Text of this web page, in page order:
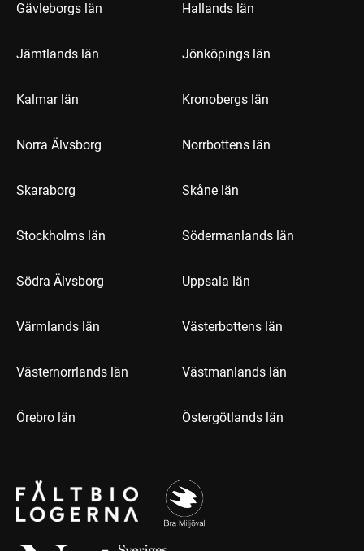
Gävleborgs län Hallands län
Jämtlands län Jönköpings län
Kalmar län Kronobergs län
Norra Älvsborg Norrbottens län
Skaraborg Skåne län
Stockholms län Södermanlands län
Södra Älvsborg Uppsala län
Värmlands län Västerbottens län
Västernorrlands län Västmanlands län
Örebro län Östergötlands län